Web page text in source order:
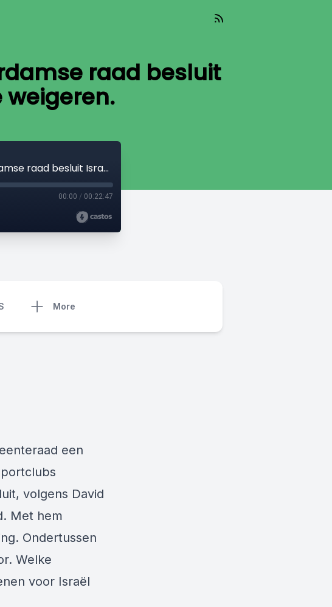
raad besluit
Uitzending 25 september • Amsterdamse raad besluit Israëlische sportclubs te weigeren.
00:00 / 00:22:47
More
een
volgens David
Met hem
Ondertussen
Welke
voor Israël